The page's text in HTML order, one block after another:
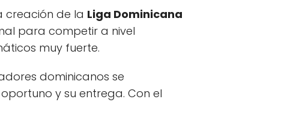
creación de la Liga Dominicana
para competir a nivel
muy fuerte.
dominicanos se
y su entrega. Con el